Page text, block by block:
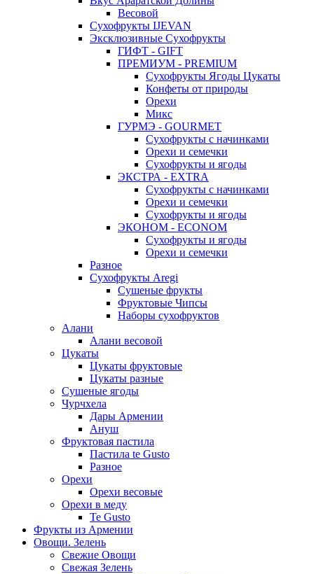
Весовой
Сухофрукты IJEVAN
Эксклюзивные Сухофрукты
ГИФТ - GIFT
ПРЕМИУМ - PREMIUM
Сухофрукты Ягоды Цукаты
Конфеты от природы
Орехи
Микс
ГУРМЭ - GOURMET
Сухофрукты с начинками
Орехи и семечки
Сухофрукты и ягоды
ЭКСТРА - EXTRA
Сухофрукты с начинками
Орехи и семечки
Сухофрукты и ягоды
ЭКОНОМ - ECONOM
Сухофрукты и ягоды
Орехи и семечки
Разное
Сухофрукты Aregi
Сушеные фрукты
Фруктовые Чипсы
Наборы сухофруктов
Алани
Алани весовой
Цукаты
Цукаты фруктовые
Цукаты разные
Сушеные ягоды
Чурчхела
Дары Армении
Ануш
Фруктовая пастила
Пастила te Gusto
Разное
Орехи
Орехи весовые
Орехи в меду
Te Gusto
Фрукты из Армении
Овощи. Зелень
Свежие Овощи
Свежая Зелень